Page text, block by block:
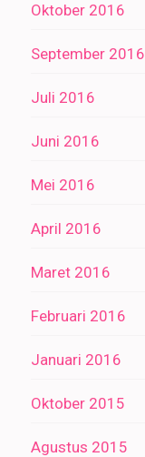
Oktober 2016
September 2016
Juli 2016
Juni 2016
Mei 2016
April 2016
Maret 2016
Februari 2016
Januari 2016
Oktober 2015
Agustus 2015